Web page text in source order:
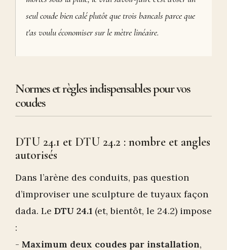
seul coude bien calé plutôt que trois bancals parce que
t'as voulu économiser sur le mètre linéaire.
Normes et règles indispensables pour vos
coudes
DTU 24.1 et DTU 24.2 : nombre et angles
autorisés
Dans l’arène des conduits, pas question
d’improviser une sculpture de tuyaux façon
dada. Le DTU 24.1 (et, bientôt, le 24.2) impose
:
- Maximum deux coudes par installation